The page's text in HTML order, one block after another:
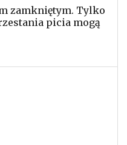
zamkniętym. Tylko
picia mogą